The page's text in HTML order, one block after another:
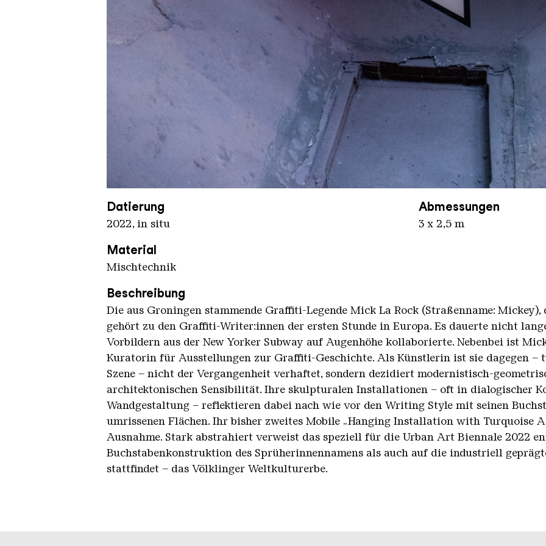
MickLaRock final
Copyright: Weltkulturerbe Völklinger Hütte / Karl Heinrich Veith
Datierung
2022, in situ
Abmessungen
3 x 2,5 m
Material
Mischtechnik
Beschreibung
Die aus Groningen stammende Graffiti-Legende Mick La Rock (Straßenname:
gehört zu den Graffiti-Writer:innen der ersten Stunde in Europa. Es dauerte nicht
Vorbildern aus der New Yorker Subway auf Augenhöhe kollaborierte. Nebenbei ist
Kuratorin für Ausstellungen zur Graffiti-Geschichte. Als Künstlerin ist sie dagegen –
Szene – nicht der Vergangenheit verhaftet, sondern dezidiert modernistisch-
architektonischen Sensibilität. Ihre skulpturalen Installationen – oft in dialogischer
Wandgestaltung – reflektieren dabei nach wie vor den Writing Style mit seinen
umrissenen Flächen. Ihr bisher zweites Mobile „Hanging Installation with Turquoise
Ausnahme. Stark abstrahiert verweist das speziell für die Urban Art Biennale 2022
Buchstabenkonstruktion des Sprüherinnennamens als auch auf die industriell
stattfindet – das Völklinger Weltkulturerbe.